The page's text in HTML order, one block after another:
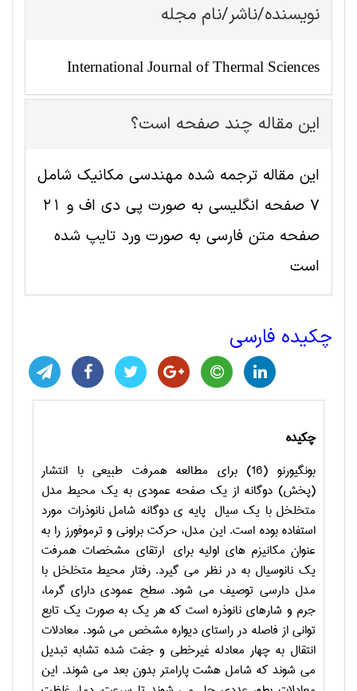
نویسنده/ناشر/نام مجله
International Journal of Thermal Sciences
این مقاله چند صفحه است؟
این مقاله ترجمه شده مهندسی مکانیک شامل
7 صفحه انگلیسی به صورت پی دی اف و 21
صفحه متن فارسی به صورت ورد تایپ شده
است
چکیده فارسی
چکیده
بونگیورنو (16) برای مطالعه همرفت طبیعی با انتشار
(پخش) دوگانه از یک صفحه عمودی به یک محیط مدل
متخلخل با یک سیال پایه ی دوگانه شامل نانوذرات مورد
استفاده بوده است. این مدل، حرکت براونی و ترموفورز را به
عنوان مکانیزم های اولیه برای ارتقای مشخصات همرفت
یک نانوسیال به در نظر می گیرد. رفتار محیط متخلخل با
مدل دارسی توصیف می شود. سطح عمودی دارای گرما،
جرم و شارهای نانوذره است که هر یک به صورت یک تابع
توانی از فاصله در راستای دیواره مشخص می شود. معادلات
انتقال به چهار معادله غیرخطی و جفت شده تشابه تبدیل
می شوند که شامل هشت پارامتر بدون بعد می شوند. این